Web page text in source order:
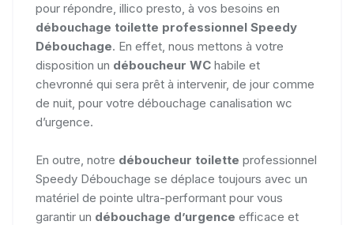
pour répondre, illico presto, à vos besoins en
débouchage toilette professionnel Speedy
Débouchage. En effet, nous mettons à votre
disposition un déboucheur WC habile et
chevronné qui sera prêt à intervenir, de jour comme
de nuit, pour votre débouchage canalisation wc
d’urgence.
En outre, notre déboucheur toilette professionnel
Speedy Débouchage se déplace toujours avec un
matériel de pointe ultra-performant pour vous
garantir un débouchage d’urgence efficace et